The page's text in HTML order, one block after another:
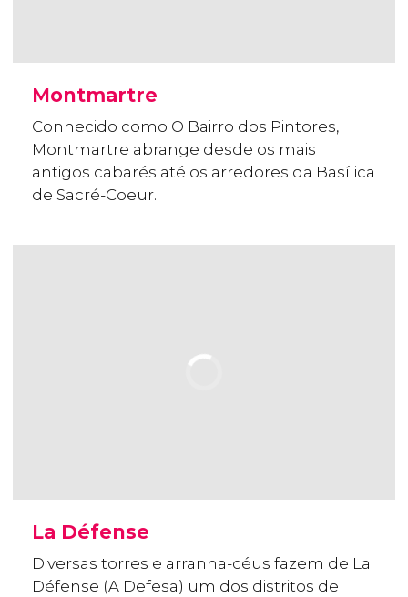
Montmartre
Conhecido como O Bairro dos Pintores,
Montmartre abrange desde os mais
antigos cabarés até os arredores da Basílica
de Sacré-Coeur.
La Défense
Diversas torres e arranha-céus fazem de La
Défense (A Defesa) um dos distritos de